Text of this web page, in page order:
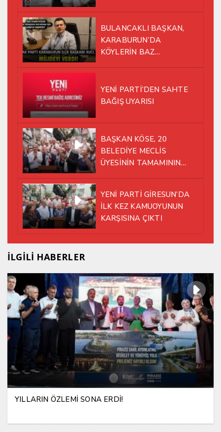
BULANCAKLI BAŞKAN,
KARABURUN’DA
KÖYLERİN BAZ
YENİ PARTİ’DEN SAHTE
BAĞIŞ UYARISI
BAŞKAN KÖSE, 20
BELEDİYE MECLİS
ÜYESİNİN TAMAMININ
YÜRÜMEYE KARAR VERDİK
YENİ PARTİ GİRESUN’DA
İLK KEZ KAMUOYUNUN
KARŞISINA ÇIKTI
İLGİLİ HABERLER
YILLARIN ÖZLEMİ SONA ERDİ!